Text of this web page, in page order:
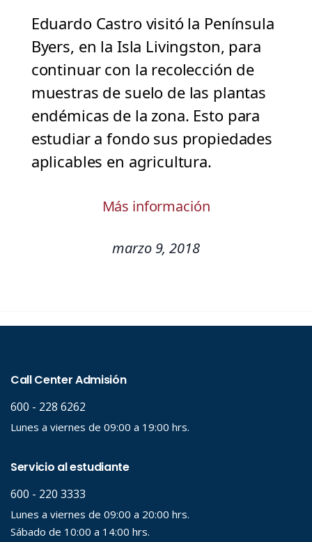
Eduardo Castro visitó la Península
Byers, en la Isla Livingston, para
continuar con la recolección de
muestras de suelo de las plantas
endémicas de la zona. Esto para
estudiar a fondo sus propiedades
aplicables en agricultura.
Más información
marzo 9, 2018